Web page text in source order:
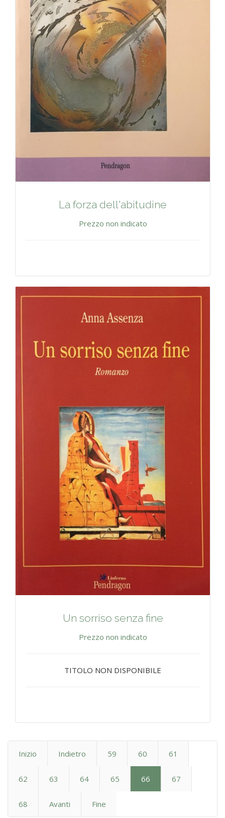
La forza dell'abitudine
Prezzo non indicato
Un sorriso senza fine
Prezzo non indicato
TITOLO NON DISPONIBILE
Inizio Indietro 59 60 61
62 63 64 65 66 67
68 Avanti Fine